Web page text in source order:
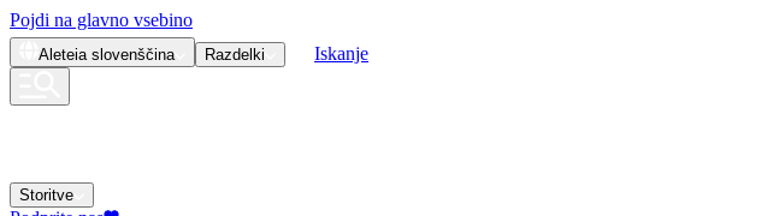
Pojdi na glavno vsebino
Aleteia slovenščina Razdelki Iskanje
Storitve